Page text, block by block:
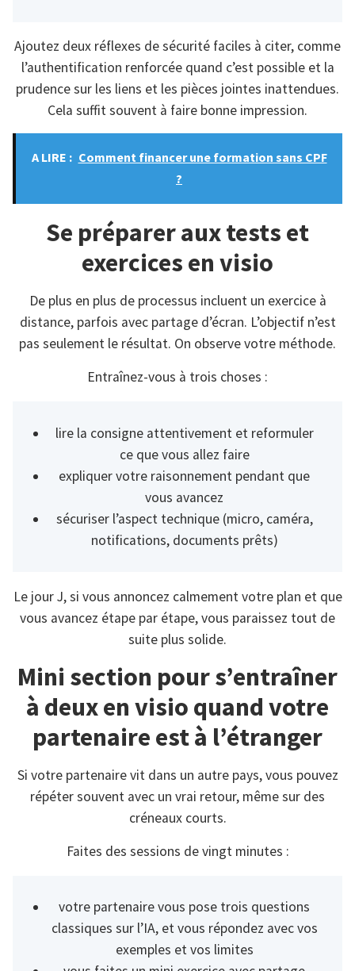
Ajoutez deux réflexes de sécurité faciles à citer, comme
l’authentification renforcée quand c’est possible et la
prudence sur les liens et les pièces jointes inattendues.
Cela suffit souvent à faire bonne impression.
A LIRE : Comment financer une formation sans CPF
?
Se préparer aux tests et
exercices en visio
De plus en plus de processus incluent un exercice à
distance, parfois avec partage d’écran. L’objectif n’est
pas seulement le résultat. On observe votre méthode.
Entraînez-vous à trois choses :
lire la consigne attentivement et reformuler
ce que vous allez faire
expliquer votre raisonnement pendant que
vous avancez
sécuriser l’aspect technique (micro, caméra,
notifications, documents prêts)
Le jour J, si vous annoncez calmement votre plan et que
vous avancez étape par étape, vous paraissez tout de
suite plus solide.
Mini section pour s’entraîner
à deux en visio quand votre
partenaire est à l’étranger
Si votre partenaire vit dans un autre pays, vous pouvez
répéter souvent avec un vrai retour, même sur des
créneaux courts.
Faites des sessions de vingt minutes :
votre partenaire vous pose trois questions
classiques sur l’IA, et vous répondez avec vos
exemples et vos limites